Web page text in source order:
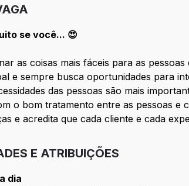
se você... 😍
as coisas mais fáceis para as
e sempre busca oportunidades para
das pessoas são mais
o bom tratamento entre as pessoas e
e acredita que cada cliente e cada
E ATRIBUIÇÕES
dia